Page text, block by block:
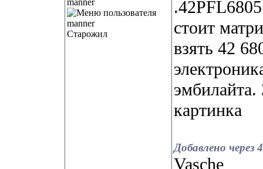
manner
Старожил
стоит
взять 42
картинка
Добавлено через
Vasche